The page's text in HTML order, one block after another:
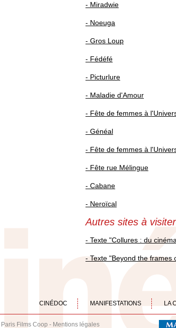
- Miradwie
- Noeuga
- Gros Loup
- Fédéfé
- Picturlure
- Maladie d'Amour
- Fête de femmes à
- Généal
- Fête de femmes à
- Fête rue Mélingue
- Cabane
- Neroïcal
Autres sites à
- Texte "Collures : du
- Texte "Beyond the frames
CINÉDOC MANIFESTATIONS LA
Films Coop - Mentions légales